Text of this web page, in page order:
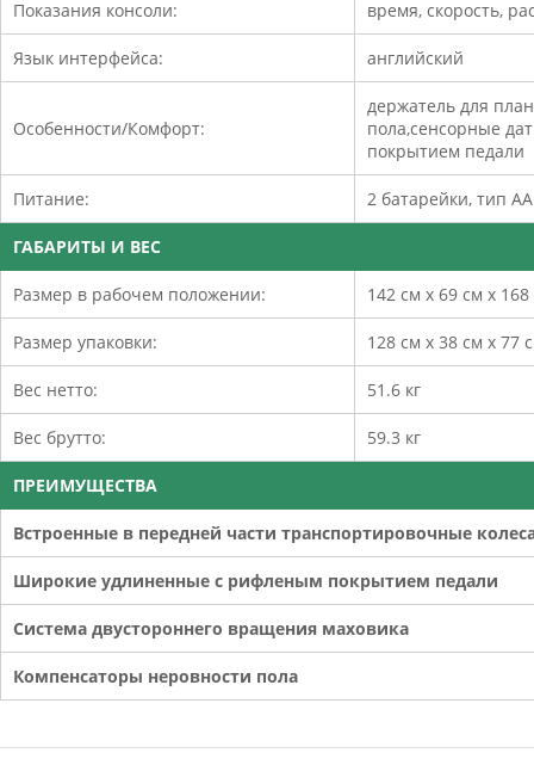
Показания консоли: время, скорость,
Язык интерфейса: английский
Особенности/Комфорт:
держатель для
пола,сенсорные
покрытием педали
Питание: 2 батарейки, тип
ГАБАРИТЫ И ВЕС
Размер в рабочем положении: 142 см х 69 см х
Размер упаковки: 128 см х 38 см х 77
Вес нетто: 51.6 кг
Вес брутто: 59.3 кг
ПРЕИМУЩЕСТВА
Встроенные в передней части транспортировочные
Широкие удлиненные с рифленым покрытием педали
Система двустороннего вращения маховика
Компенсаторы неровности пола